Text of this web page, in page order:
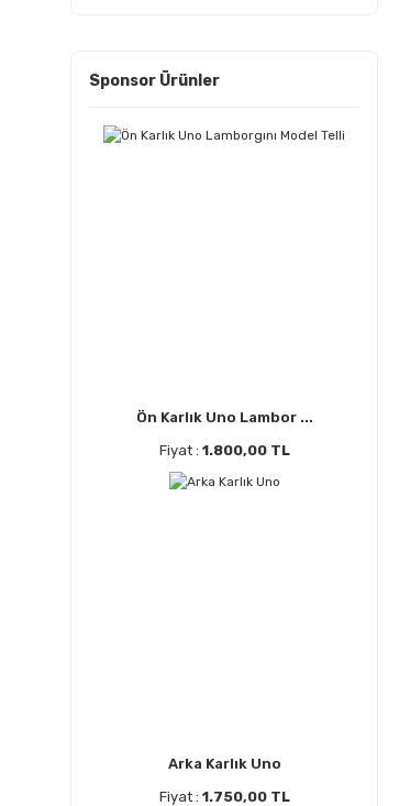
Sponsor Ürünler
Ön Karlık Uno Lambor ...
Fiyat : 1.800,00 TL
Arka Karlık Uno
Fiyat : 1.750,00 TL